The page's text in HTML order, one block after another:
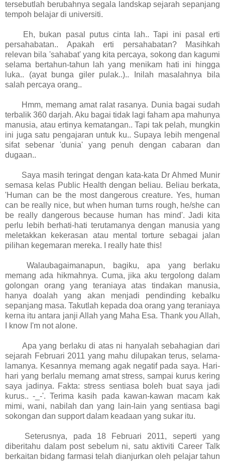
tersebutlah berubahnya segala landskap sejarah sepanjang
tempoh belajar di universiti.
Eh, bukan pasal putus cinta lah.. Tapi ini pasal erti
persahabatan.. Apakah erti persahabatan? Masihkah
relevan bila 'sahabat' yang kita percaya, sokong dan kagumi
selama bertahun-tahun lah yang menikam hati ini hingga
luka.. (ayat bunga giler pulak..).. Inilah masalahnya bila
salah percaya orang..
Hmm, memang amat ralat rasanya. Dunia bagai sudah
terbalik 360 darjah. Aku bagai tidak lagi faham apa mahunya
manusia, atau ertinya kematangan.. Tapi tak pelah, mungkin
ini juga satu pengajaran untuk ku.. Supaya lebih mengenal
sifat sebenar 'dunia' yang penuh dengan cabaran dan
dugaan..
Saya masih teringat dengan kata-kata Dr Ahmed Munir
semasa kelas Public Health dengan beliau. Beliau berkata,
'Human can be the most dangerous creature. Yes, human
can be really nice, but when human turns rough, he/she can
be really dangerous because human has mind'. Jadi kita
perlu lebih berhati-hati terutamanya dengan manusia yang
meletakkan kekerasan atau mental torture sebagai jalan
pilihan kegemaran mereka. I really hate this!
Walaubagaimanapun, bagiku, apa yang berlaku
memang ada hikmahnya. Cuma, jika aku tergolong dalam
golongan orang yang teraniaya atas tindakan manusia,
hanya doalah yang akan menjadi pendinding kebalku
sepanjang masa. Takutlah kepada doa orang yang teraniaya
kerna itu antara janji Allah yang Maha Esa. Thank you Allah,
I know I'm not alone.
Apa yang berlaku di atas ni hanyalah sebahagian dari
sejarah Februari 2011 yang mahu dilupakan terus, selama-
lamanya. Kesannya memang agak negatif pada saya. Hari-
hari yang berlalu memang amat stress, sampai kurus kering
saya jadinya. Fakta: stress sentiasa boleh buat saya jadi
kurus.. -_-'. Terima kasih pada kawan-kawan macam kak
mimi, wani, nabilah dan yang lain-lain yang sentiasa bagi
sokongan dan support dalam keadaan yang sukar itu.
Seterusnya, pada 18 Februari 2011, seperti yang
diberitahu dalam post sebelum ni, satu aktiviti Career Talk
berkaitan bidang farmasi telah dianjurkan oleh pelajar tahun